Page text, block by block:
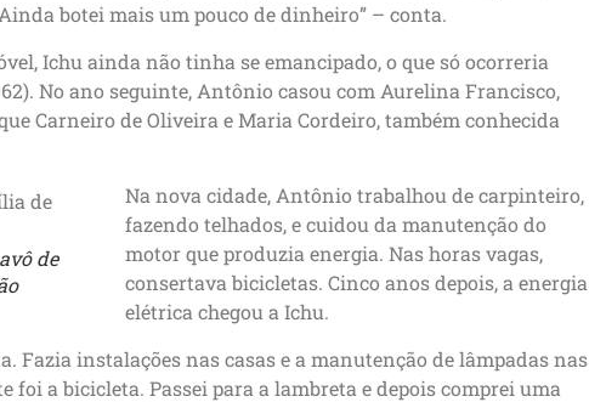
botei mais um pouco de dinheiro” – conta.
Ichu ainda não tinha se emancipado, o que só ocorreria
No ano seguinte, Antônio casou com Aurelina Francisco,
Carneiro de Oliveira e Maria Cordeiro, também conhecida
de
Na nova cidade, Antônio trabalhou de carpinteiro,
fazendo telhados, e cuidou da manutenção do
motor que produzia energia. Nas horas vagas,
consertava bicicletas. Cinco anos depois, a energia
elétrica chegou a Ichu.
Fazia instalações nas casas e a manutenção de lâmpadas nas
foi a bicicleta. Passei para a lambreta e depois comprei uma